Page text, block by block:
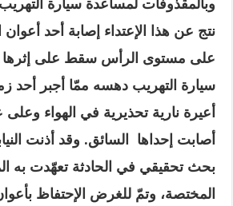
وبالمقذوفات لمساعدة سيارة
نتج عن هذا الإعتداء إصابة أحد أعوان
على مستوى الرأس سقط على إثرها
سيارة التهريب دهسه ممّا أجبر أحد
أعيرة نارية تحذيرية في الهواء
أصابت إحداها السائق. وقد أذنت
بحث تحقيقي في الحادثة تعهّدت به
المختصة، وتمّ للغرض الإحتفاظ